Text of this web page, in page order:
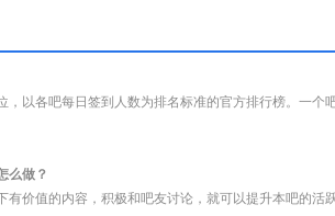
，以各吧每日签到人数为排名标准的官方排行榜。一
么做？
有价值的内容，积极和吧友讨论，就可以提升本吧的